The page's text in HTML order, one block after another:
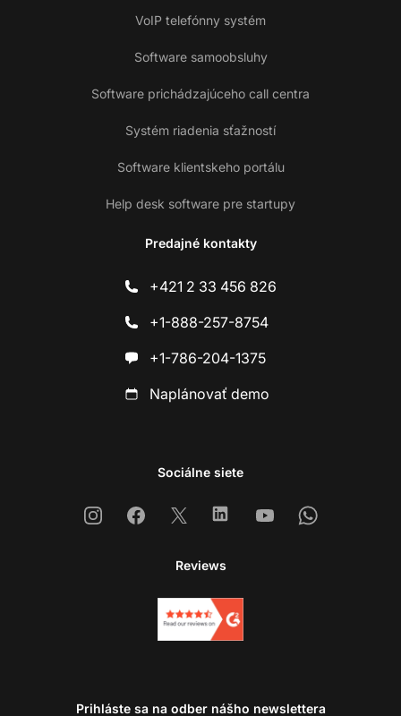
VoIP telefónny systém
Software samoobsluhy
Software prichádzajúceho call centra
Systém riadenia sťažností
Software klientskeho portálu
Help desk software pre startupy
Predajné kontakty
+421 2 33 456 826
+1-888-257-8754
+1-786-204-1375
Naplánovať demo
Sociálne siete
InstagramFacebook
X LinkedinYoutubeWhatsapp
Reviews
Prihláste sa na odber nášho newslettera